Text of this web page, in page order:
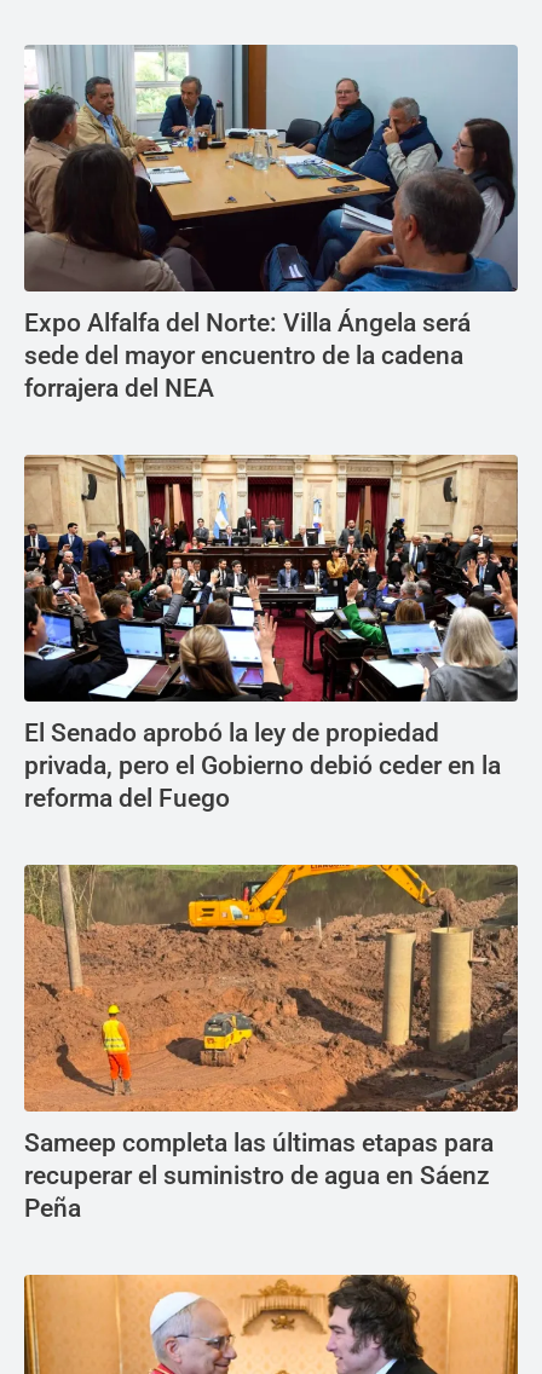
Expo Alfalfa del Norte: Villa Ángela será
sede del mayor encuentro de la cadena
forrajera del NEA
El Senado aprobó la ley de propiedad
privada, pero el Gobierno debió ceder en la
reforma del Fuego
Sameep completa las últimas etapas para
recuperar el suministro de agua en Sáenz
Peña